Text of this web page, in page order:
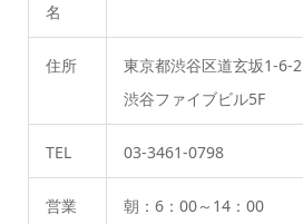
名
住所
東京都渋谷区道玄坂1-6-2
渋谷ファイブビル5F
TEL 03-3461-0798
営業
朝：6：00～14：00